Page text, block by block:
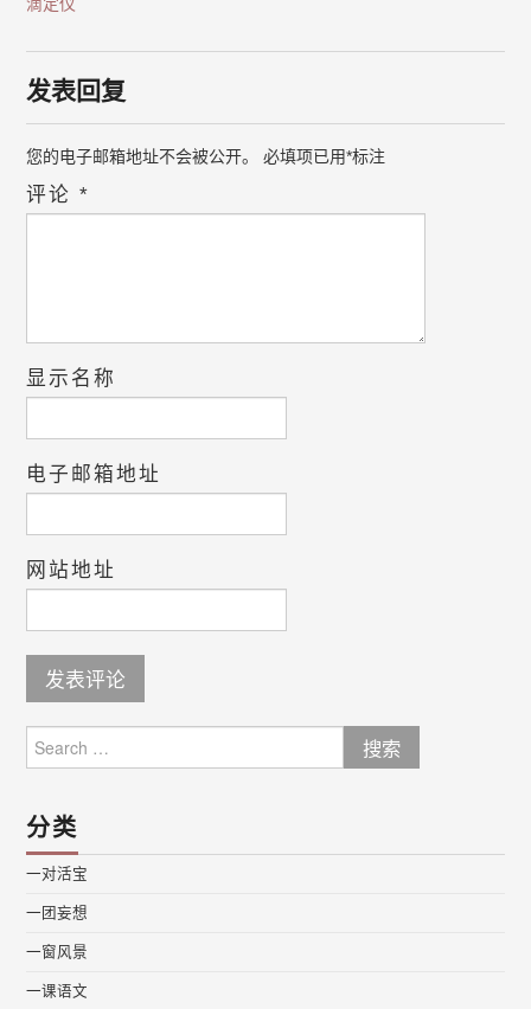
发表回复
您的电子邮箱地址不会被公开。 必填项已用*标注
评论*
显示名称
电子邮箱地址
网站地址
for:
分类
一对活宝
一团妄想
一窗风景
一课语文